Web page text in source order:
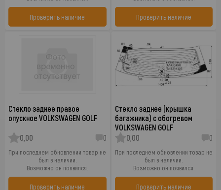
Проверить наличие Проверить наличие
Стекло заднее правое
опускное VOLKSWAGEN GOLF
0,00 0
При последнем обновлении товар не
был в наличии.
Возможно он появился.
Проверить наличие
Стекло заднее (крышка
багажника) с обогревом
VOLKSWAGEN GOLF
0,00
0
При последнем обновлении товар не
был в наличии.
Возможно он появился.
Проверить наличие